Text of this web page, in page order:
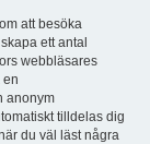
att besöka
ett antal
webbläsares
en
anonym
tilldelas dig
du väl läst några